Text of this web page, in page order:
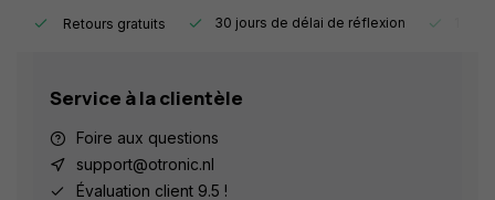
Retours gratuits 30 jours de délai de réflexion
Service à la clientèle
Foire aux questions
support@otronic.nl
Évaluation client 9.5 !